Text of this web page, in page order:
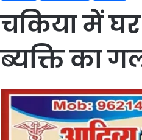
चकिया में घर
ब्यक्ति का